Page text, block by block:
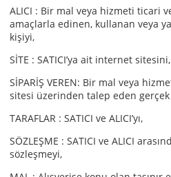
ALICI : Bir mal veya hizmeti ticari
amaçlarla edinen, kullanan veya
kişiyi,
SİTE : SATICI’ya ait internet sitesini,
SİPARİŞ VEREN: Bir mal veya
sitesi üzerinden talep eden
TARAFLAR : SATICI ve ALICI’yı,
SÖZLEŞME : SATICI ve ALICI
sözleşmeyi,